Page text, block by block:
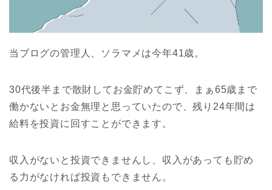
当ブログの管理人、ソラマメは今年41歳。
30代後半まで散財してお金貯めてこず、まぁ65歳まで
働かないとお金無理と思っていたので、残り24年間は
給料を投資に回すことができます。
収入がないと投資できませんし、収入があっても貯め
る力がなければ投資もできません。